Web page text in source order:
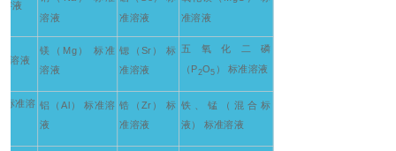
溶液
溶液
准溶液
准溶液
溶液
镁（Mg） 标准
溶液
锶（Sr） 标
准溶液
五氧化二磷
（P2O5 ） 标准溶液
标准溶 铝（Al） 标准溶
液
锆（Zr） 标
准溶液
铁、锰（混合标
液） 标准溶液